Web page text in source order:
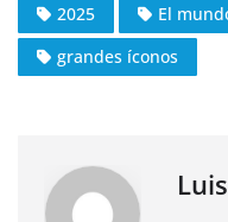
e
b
k
s
A
gr
a
2025
El
grandes íconos